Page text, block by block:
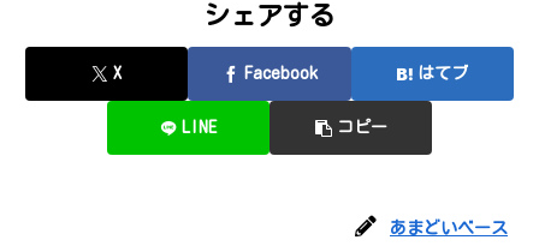
シェアする
X Facebook はてブ
LINE コピー
あまどいベース